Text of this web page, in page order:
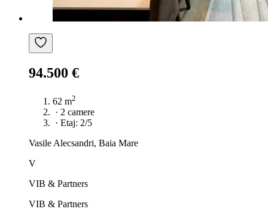
94.500 €
62 m2
· 2 camere
· Etaj: 2/5
Vasile Alecsandri, Baia Mare
V
VIB & Partners
VIB & Partners